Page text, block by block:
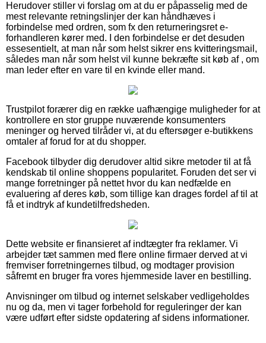
Herudover stiller vi forslag om at du er påpasselig med de
mest relevante retningslinjer der kan håndhæves i
forbindelse med ordren, som fx den returneringsret e-
forhandleren kører med. I den forbindelse er det desuden
essesentielt, at man når som helst sikrer ens kvitteringsmail,
således man når som helst vil kunne bekræfte sit køb af , om
man leder efter en vare til en kvinde eller mand.
Trustpilot forærer dig en række uafhængige muligheder for at
kontrollere en stor gruppe nuværende konsumenters
meninger og herved tilråder vi, at du eftersøger e-butikkens
omtaler af forud for at du shopper.
Facebook tilbyder dig derudover altid sikre metoder til at få
kendskab til online shoppens popularitet. Foruden det ser vi
mange forretninger på nettet hvor du kan nedfælde en
evaluering af deres køb, som tillige kan drages fordel af til at
få et indtryk af kundetilfredsheden.
Dette website er finansieret af indtægter fra reklamer. Vi
arbejder tæt sammen med flere online firmaer derved at vi
fremviser forretningernes tilbud, og modtager provision
såfremt en bruger fra vores hjemmeside laver en bestilling.
Anvisninger om tilbud og internet selskaber vedligeholdes
nu og da, men vi tager forbehold for reguleringer der kan
være udført efter sidste opdatering af sidens informationer.